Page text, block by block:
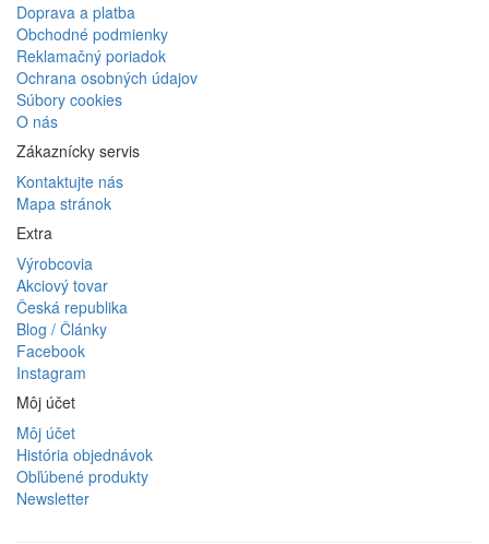
Doprava a platba
Obchodné podmienky
Reklamačný poriadok
Ochrana osobných údajov
Súbory cookies
O nás
Zákaznícky servis
Kontaktujte nás
Mapa stránok
Extra
Výrobcovia
Akciový tovar
Česká republika
Blog / Články
Facebook
Instagram
Môj účet
Môj účet
História objednávok
Obľúbené produkty
Newsletter